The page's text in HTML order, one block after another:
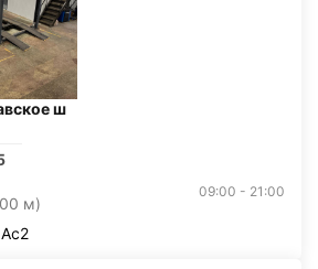
ш
м)
09:00 - 21:00